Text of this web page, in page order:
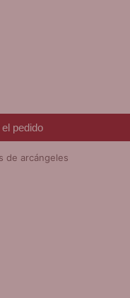
pedido
de arcángeles